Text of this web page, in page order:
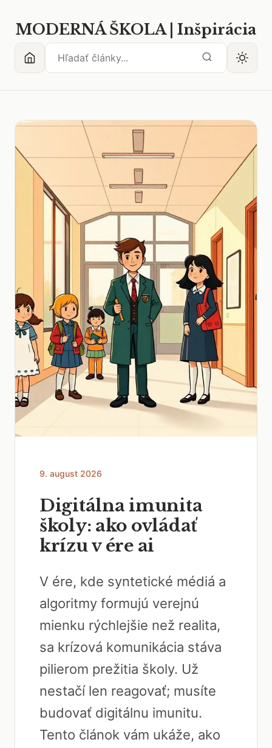
MODERNÁ ŠKOLA | Inšpirácia
9. august 2026
Digitálna imunita
školy: ako ovládať
krízu v ére ai
V ére, kde syntetické médiá a
algoritmy formujú verejnú
mienku rýchlejšie než realita,
sa krízová komunikácia stáva
pilierom prežitia školy. Už
nestačí len reagovať; musíte
budovať digitálnu imunitu.
Tento článok vám ukáže, ako